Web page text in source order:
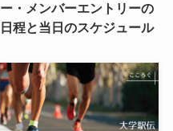
ー・メンバーエントリーの
日程と当日のスケジュール